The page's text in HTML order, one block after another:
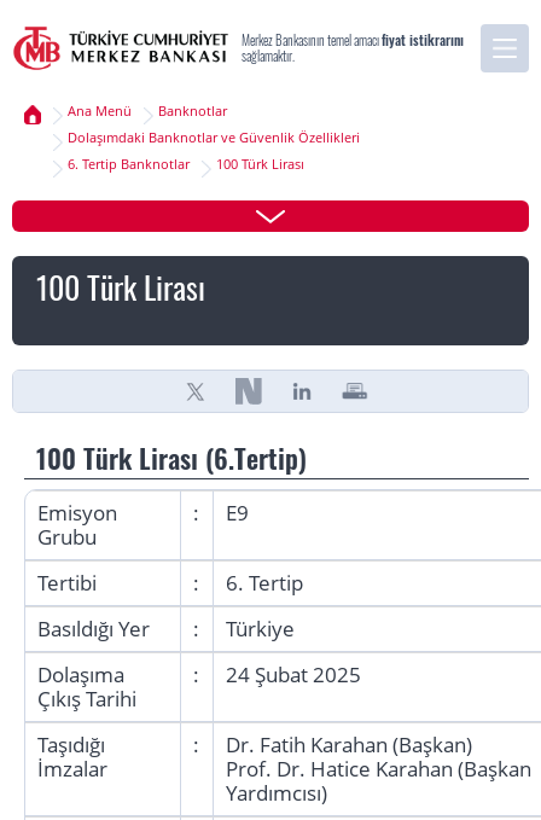
Merkez Bankasının temel amacıfiyat istikrarını
sağlamaktır.
Ana Menü
Banknotlar
Dolaşımdaki Banknotlar ve Güvenlik Özellikleri
6. Tertip Banknotlar
100 Türk Lirası
100 Türk Lirası
100 Türk Lirası (6.Tertip)
Emisyon
Grubu
: E9
Tertibi :
6. Tertip
Basıldığı Yer
:
Türkiye
Dolaşıma
Çıkış Tarihi
: 24 Şubat 2025
Taşıdığı
İmzalar
:
Dr. Fatih Karahan (Başkan)
Prof. Dr. Hatice Karahan (Başkan
Yardımcısı)